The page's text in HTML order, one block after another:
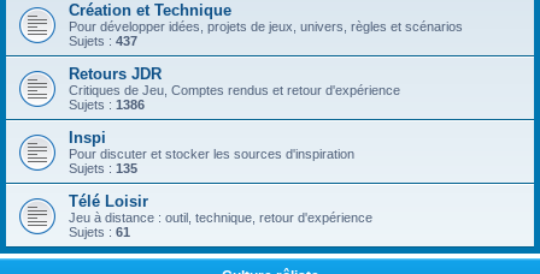
Création et Technique
Pour développer idées, projets de jeux, univers, règles et scénarios
Sujets : 437
Retours JDR
Critiques de Jeu, Comptes rendus et retour d'expérience
Sujets : 1386
Inspi
Pour discuter et stocker les sources d'inspiration
Sujets : 135
Télé Loisir
Jeu à distance : outil, technique, retour d'expérience
Sujets : 61